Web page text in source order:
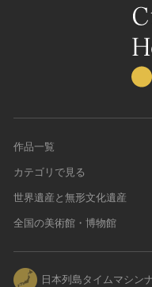
作品一覧
カテゴリで見る
世界遺産と無形文化遺産
全国の美術館・博物館
日本列島タイムマシン